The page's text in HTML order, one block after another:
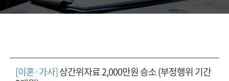
[이혼·가사]상간위자료 2,000만원 승소 (부정행위 기간